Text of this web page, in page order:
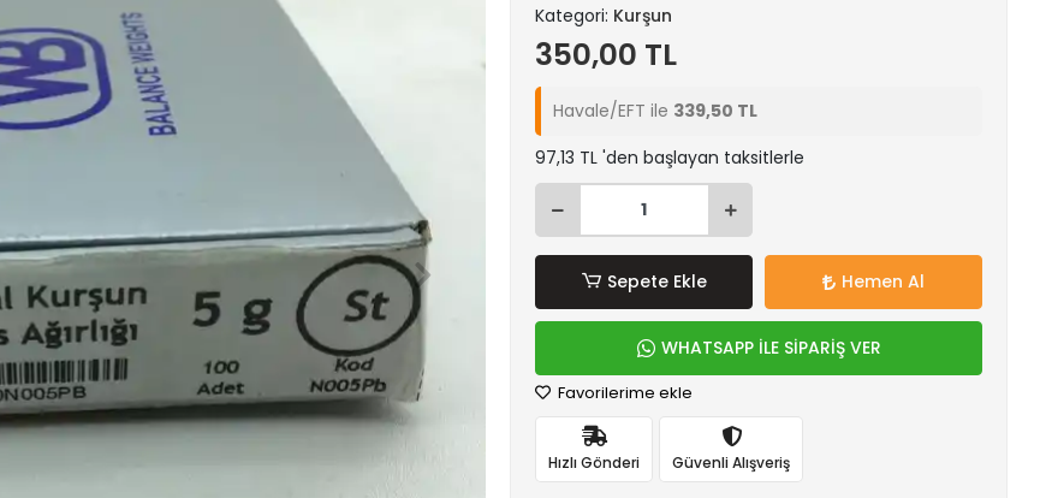
Kategori: Kurşun
350,00 TL
Havale/EFT ile 339,50 TL
97,13 TL 'den başlayan taksitlerle
Sepete Ekle Hemen Al
WHATSAPP İLE SİPARİŞ VER
Favorilerime ekle
Hızlı Gönderi Güvenli Alışveriş